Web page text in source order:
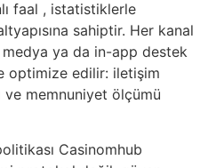
faal , istatistiklerle
sahiptir. Her kanal
ya da in-app destek
optimize edilir: iletişim
ve memnuniyet ölçümü
Casinomhub